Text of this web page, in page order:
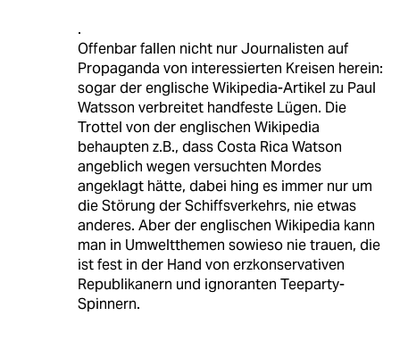
.
Offenbar fallen nicht nur Journalisten auf
Propaganda von interessierten Kreisen herein:
sogar der englische Wikipedia-Artikel zu Paul
Watsson verbreitet handfeste Lügen. Die
Trottel von der englischen Wikipedia
behaupten z.B., dass Costa Rica Watson
angeblich wegen versuchten Mordes
angeklagt hätte, dabei hing es immer nur um
die Störung der Schiffsverkehrs, nie etwas
anderes. Aber der englischen Wikipedia kann
man in Umweltthemen sowieso nie trauen, die
ist fest in der Hand von erzkonservativen
Republikanern und ignoranten Teeparty-
Spinnern.